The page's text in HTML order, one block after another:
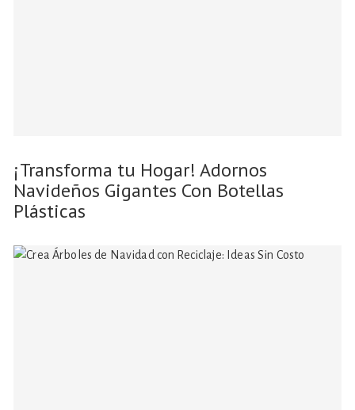
¡Transforma tu Hogar! Adornos
Navideños Gigantes Con Botellas
Plásticas